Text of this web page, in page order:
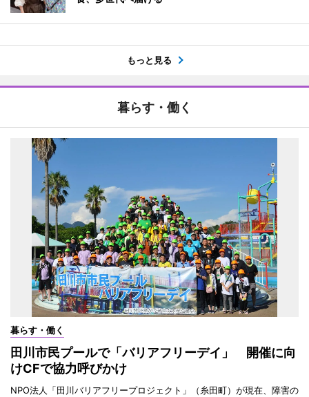
もっと見る
暮らす・働く
暮らす・働く
田川市民プールで「バリアフリーデイ」 開催に向
けCFで協力呼びかけ
NPO法人「田川バリアフリープロジェクト」（糸田町）が現在、障害の